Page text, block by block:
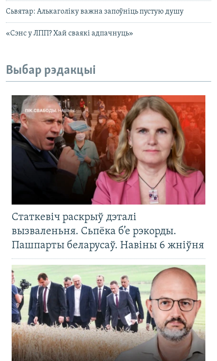
Сьвятар: Алькаголіку важна запоўніць пустую душу
«Сэнс у ЛПП? Хай сваякі адпачнуць»
Выбар рэдакцыі
Статкевіч раскрыў дэталі
вызваленьня. Сьпёка б’е рэкорды.
Пашпарты беларусаў. Навіны 6 жніўня